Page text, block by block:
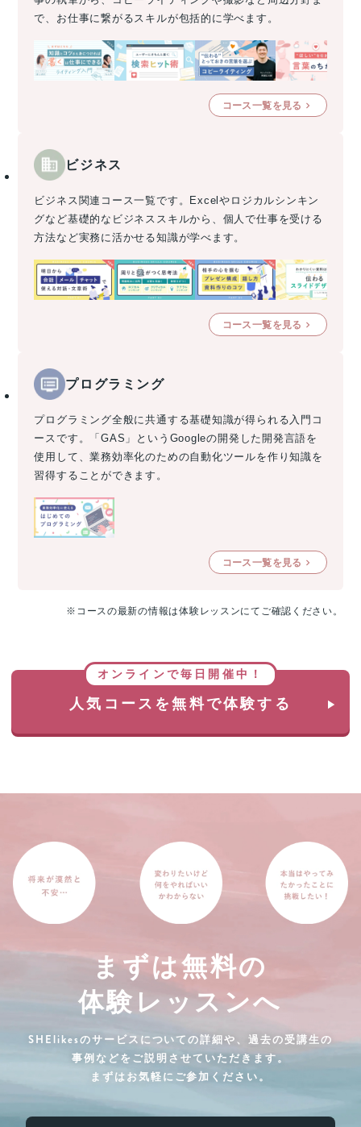
で、お仕事に繋がるスキルが包括的に学べます。
コース一覧を見る
ビジネス
ビジネス関連コース一覧です。Excelやロジカルシンキン
グなど基礎的なビジネススキルから、個人で仕事を受ける
方法など実務に活かせる知識が学べます。
コース一覧を見る
プログラミング
プログラミング全般に共通する基礎知識が得られる入門コ
ースです。「GAS」というGoogleの開発した開発言語を
使用して、業務効率化のための自動化ツールを作り知識を
習得することができます。
コース一覧を見る
※コースの最新の情報は体験レッスンにてご確認ください。
オンラインで毎日開催中！
人気コースを無料で体験する
まずは無料の
体験レッスンへ
SHElikesのサービスについての詳細や、過去の受講生の
事例などをご説明させていただきます。
まずはお気軽にご参加ください。